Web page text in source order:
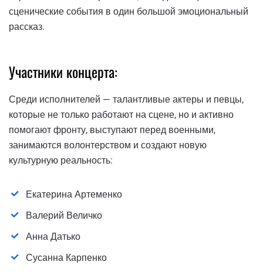
сценические события в один большой эмоциональный
рассказ.
Участники концерта:
Среди исполнителей — талантливые актеры и певцы,
которые не только работают на сцене, но и активно
помогают фронту, выступают перед военными,
занимаются волонтерством и создают новую
культурную реальность:
Екатерина Артеменко
Валерий Величко
Анна Датько
Сусанна Карпенко